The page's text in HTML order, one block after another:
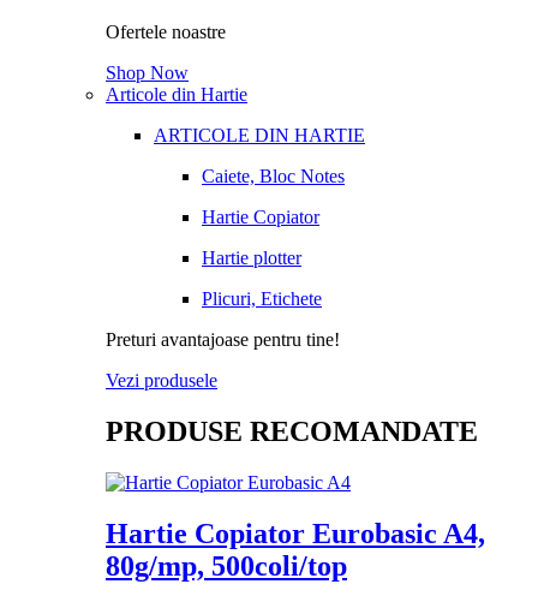
Ofertele noastre
Shop Now
Articole din Hartie
ARTICOLE DIN HARTIE
Caiete, Bloc Notes
Hartie Copiator
Hartie plotter
Plicuri, Etichete
Preturi avantajoase pentru tine!
Vezi produsele
PRODUSE RECOMANDATE
Hartie Copiator Eurobasic A4,
80g/mp, 500coli/top